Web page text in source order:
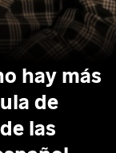
hay más
de
las